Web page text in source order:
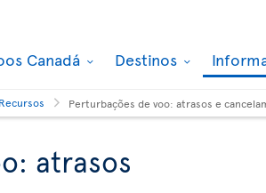
Canadá Destinos
Perturbações de voo: atrasos e
atrasos